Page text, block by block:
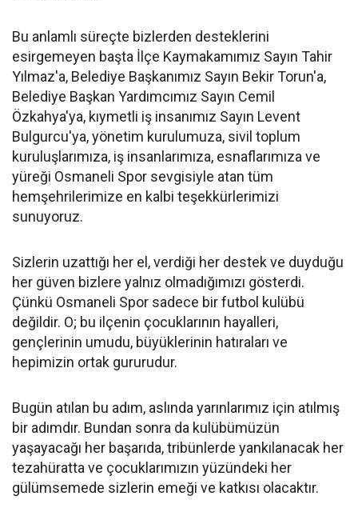
Bu anlamlı süreçte bizlerden desteklerini
esirgemeyen başta İlçe Kaymakamımız Sayın Tahir
Yılmaz'a, Belediye Başkanımız Sayın Bekir Torun'a,
Belediye Başkan Yardımcımız Sayın Cemil
Özkahya'ya, kıymetli iş insanımız Sayın Levent
Bulgurcu'ya, yönetim kurulumuza, sivil toplum
kuruluşlarımıza, iş insanlarımıza, esnaflarımıza ve
yüreği Osmaneli Spor sevgisiyle atan tüm
hemşehrilerimize en kalbi teşekkürlerimizi
sunuyoruz.
Sizlerin uzattığı her el, verdiği her destek ve duyduğu
her güven bizlere yalnız olmadığımızı gösterdi.
Çünkü Osmaneli Spor sadece bir futbol kulübü
değildir. O; bu ilçenin çocuklarının hayalleri,
gençlerinin umudu, büyüklerinin hatıraları ve
hepimizin ortak gururudur.
Bugün atılan bu adım, aslında yarınlarımız için atılmış
bir adımdır. Bundan sonra da kulübümüzün
yaşayacağı her başarıda, tribünlerde yankılanacak her
tezahüratta ve çocuklarımızın yüzündeki her
gülümsemede sizlerin emeği ve katkısı olacaktır.